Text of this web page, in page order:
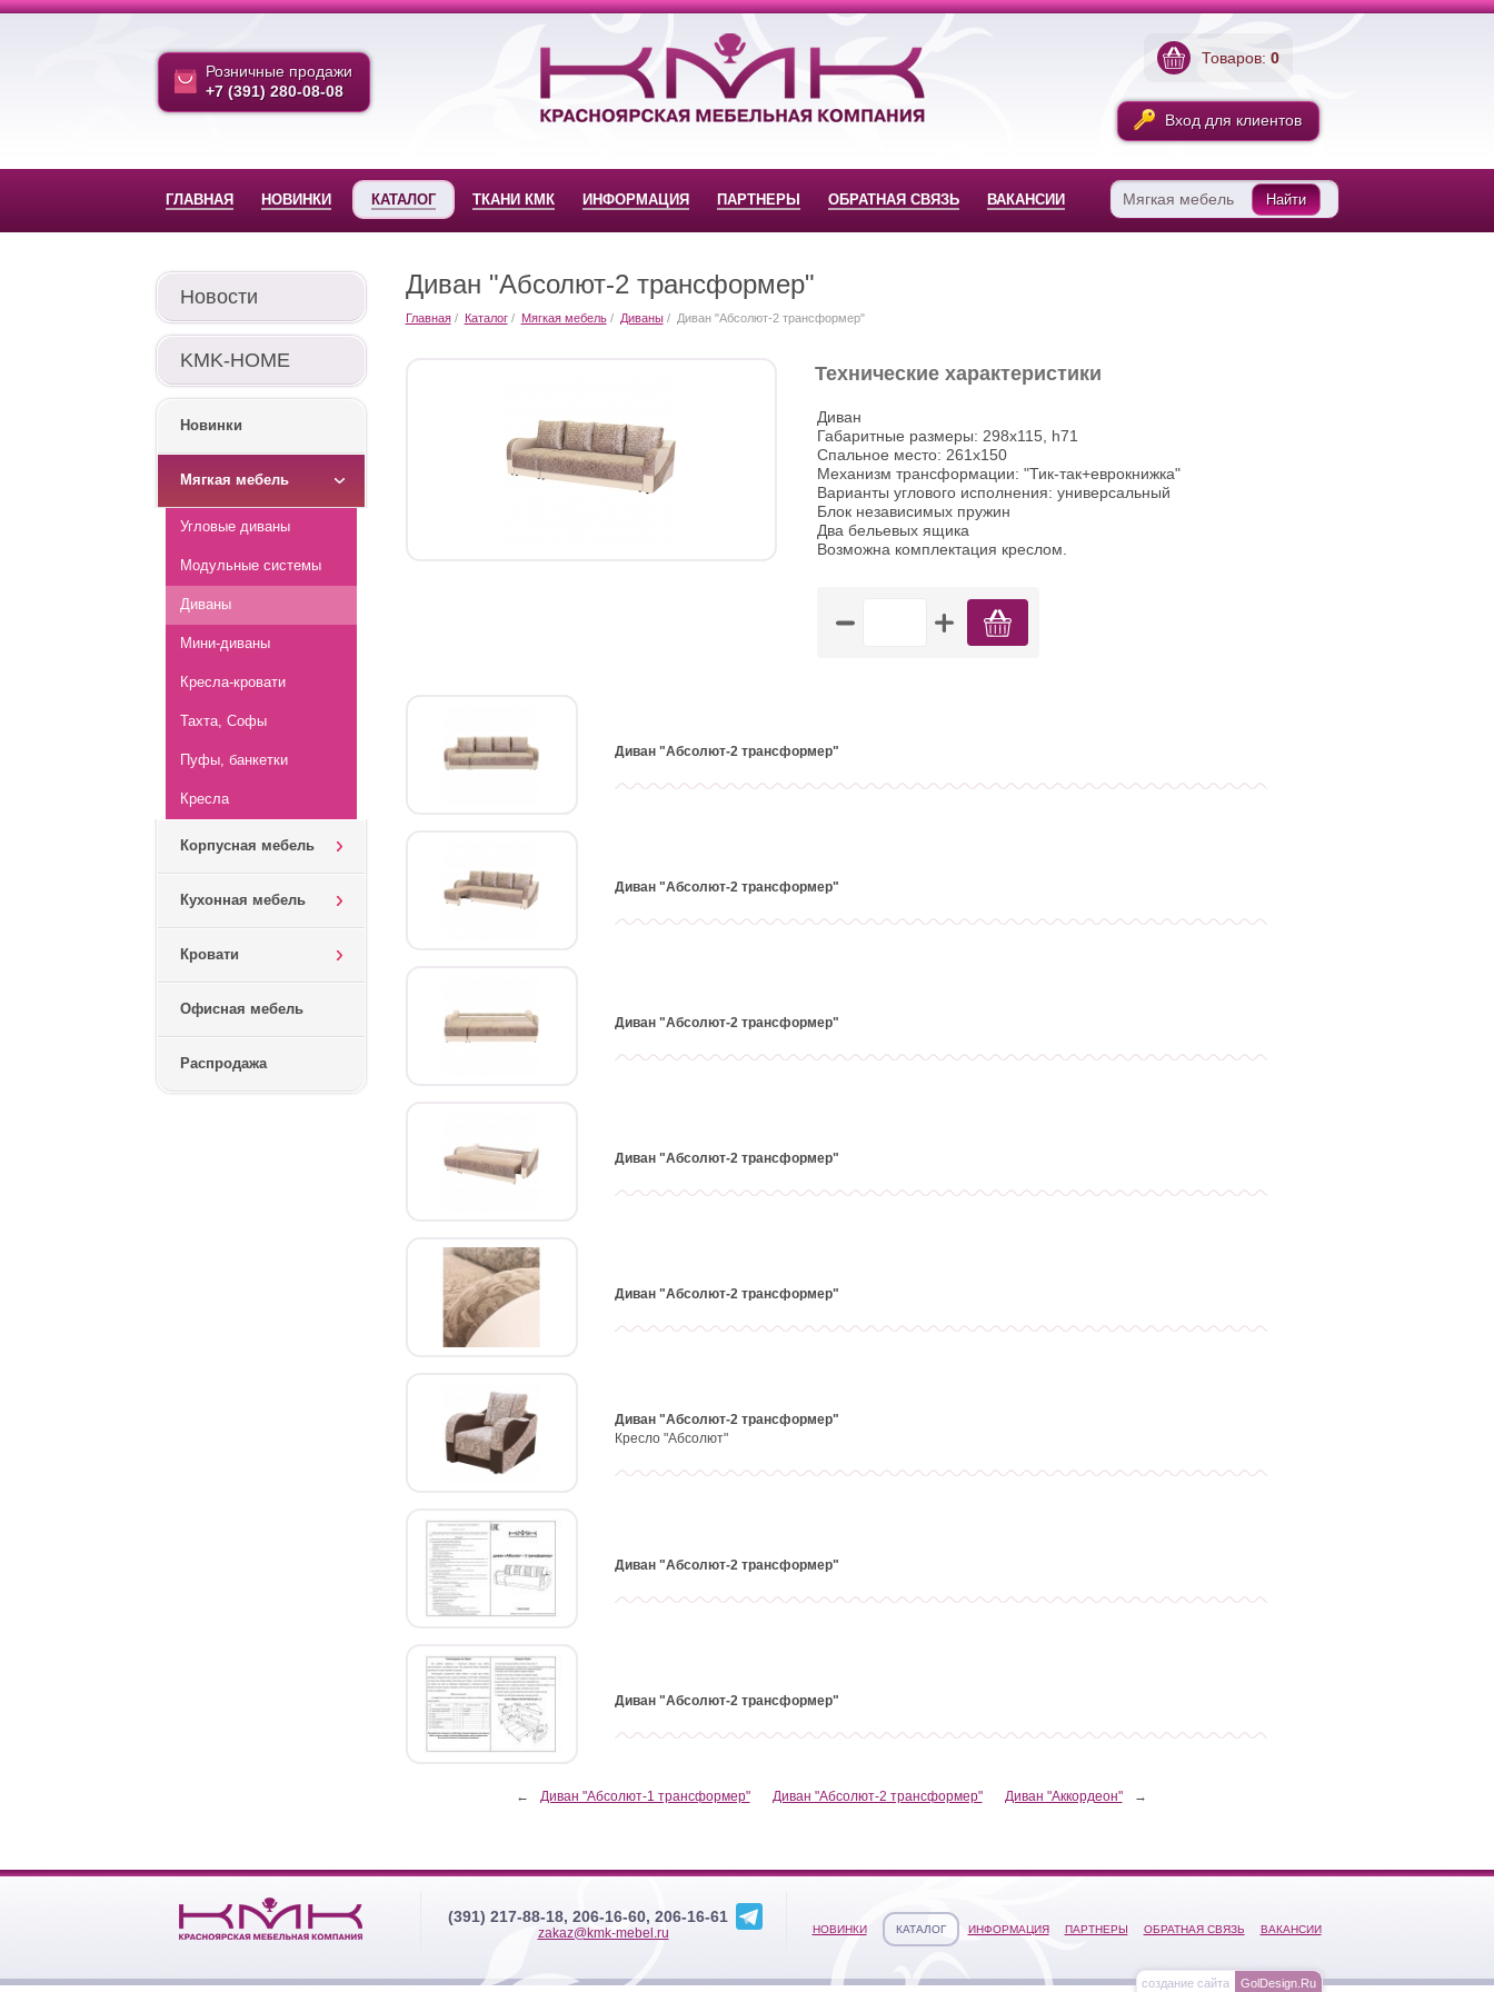
Розничные продажи
+7 (391) 280-08-08
Товаров: 0
Вход для клиентов
ГЛАВНАЯ НОВИНКИ КАТАЛОГ ТКАНИ КМК ИНФОРМАЦИЯ ПАРТНЕРЫ ОБРАТНАЯ СВЯЗЬ ВАКАНСИИ Найти
Новости
KMK-HOME
Новинки
Мягкая мебель
Угловые диваны
Модульные системы
Диваны
Мини-диваны
Кресла-кровати
Тахта, Софы
Пуфы, банкетки
Кресла
Корпусная мебель
Кухонная мебель
Кровати
Офисная мебель
Распродажа
Диван "Абсолют-2 трансформер"
Главная Каталог Мягкая мебель Диваны Диван "Абсолют-2 трансформер"
Технические характеристики
Диван
Габаритные размеры: 298х115, h71
Спальное место: 261х150
Механизм трансформации: "Тик-так+еврокнижка"
Варианты углового исполнения: универсальный
Блок независимых пружин
Два бельевых ящика
Возможна комплектация креслом.
Диван "Абсолют-2 трансформер"
Диван "Абсолют-2 трансформер"
Диван "Абсолют-2 трансформер"
Диван "Абсолют-2 трансформер"
Диван "Абсолют-2 трансформер"
Диван "Абсолют-2 трансформер"
Кресло "Абсолют"
Диван "Абсолют-2 трансформер"
Диван "Абсолют-2 трансформер"
← Диван "Абсолют-1 трансформер" Диван "Абсолют-2 трансформер" Диван "Аккордеон" →
(391) 217-88-18, 206-16-60, 206-16-61
zakaz@kmk-mebel.ru НОВИНКИ КАТАЛОГ ИНФОРМАЦИЯ ПАРТНЕРЫ ОБРАТНАЯ СВЯЗЬ ВАКАНСИИ
GolDesign.Ru
создание сайта